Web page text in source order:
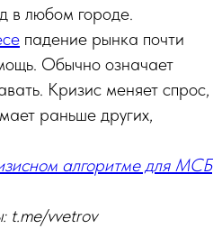
в любом городе.
падение рынка почти
Обычно означает
Кризис меняет спрос,
раньше других,
алгоритме для МСБ
t.me/vvetrov